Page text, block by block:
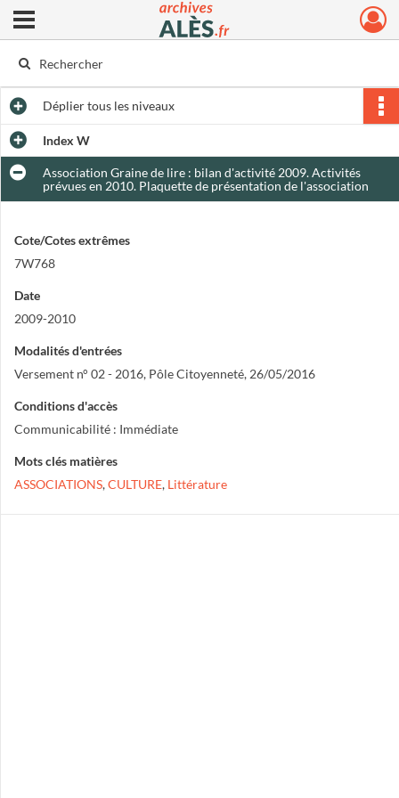
Archives municipales d'Alès
Ouvrir le menu déroulant
Dépliertous les niveaux
Index W
Association Graine de lire : bilan d'activité 2009. Activités
prévues en 2010. Plaquette de présentation de l'association
Cote/Cotes extrêmes
7W768
Date
2009-2010
Modalités d'entrées
Versement n° 02 - 2016, Pôle Citoyenneté, 26/05/2016
Conditions d'accès
Communicabilité : Immédiate
Mots clés matières
ASSOCIATIONS,CULTURE, Littérature